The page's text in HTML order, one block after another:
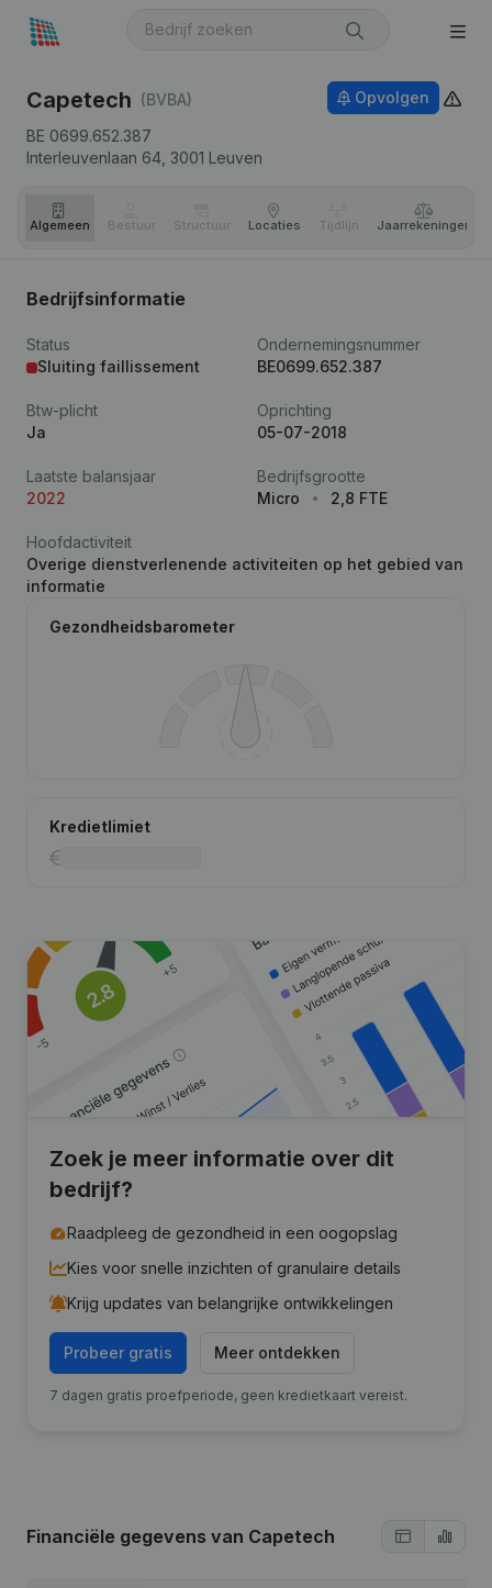
Capetech (BVBA)
BE 0699.652.387
Interleuvenlaan 64, 3001 Leuven
Opvolgen
Algemeen Bestuur Structuur Locaties Tijdlijn Jaar­rekeningen
Bedrijfsinformatie
Status
Sluiting faillissement
Ondernemingsnummer
BE0699.652.387
Btw-plicht
Ja
Oprichting
05-07-2018
Laatste balansjaar
2022
Bedrijfsgrootte
Micro
2,8 FTE
Hoofdactiviteit
Overige dienstverlenende activiteiten op het gebied van
informatie
Gezondheidsbarometer
Kredietlimiet
Zoek je meer informatie over dit
bedrijf?
Raadpleeg de gezondheid in een oogopslag
Kies voor snelle inzichten of granulaire details
Krijg updates van belangrijke ontwikkelingen
Probeer gratis Meer ontdekken
7 dagen gratis proefperiode, geen kredietkaart vereist.
Financiële gegevens van Capetech